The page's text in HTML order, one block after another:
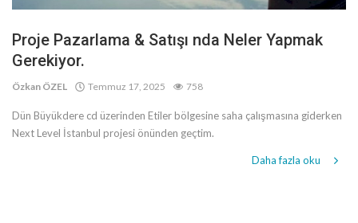
Proje Pazarlama & Satışı nda Neler Yapmak
Gerekiyor.
Özkan ÖZEL Temmuz 17, 2025 758
Dün Büyükdere cd üzerinden Etiler bölgesine saha çalışmasına giderken
Next Level İstanbul projesi önünden geçtim.
Daha fazla oku